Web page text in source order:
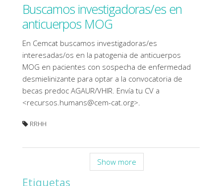
Buscamos investigadoras/es en
anticuerpos MOG
En Cemcat buscamos investigadoras/es
interesadas/os en la patogenia de anticuerpos
MOG en pacientes con sospecha de enfermedad
desmielinizante para optar a la convocatoria de
becas predoc AGAUR/VHIR. Envía tu CV a
<recursos.humans@cem-cat.org>.
RRHH
Show more
Etiquetas